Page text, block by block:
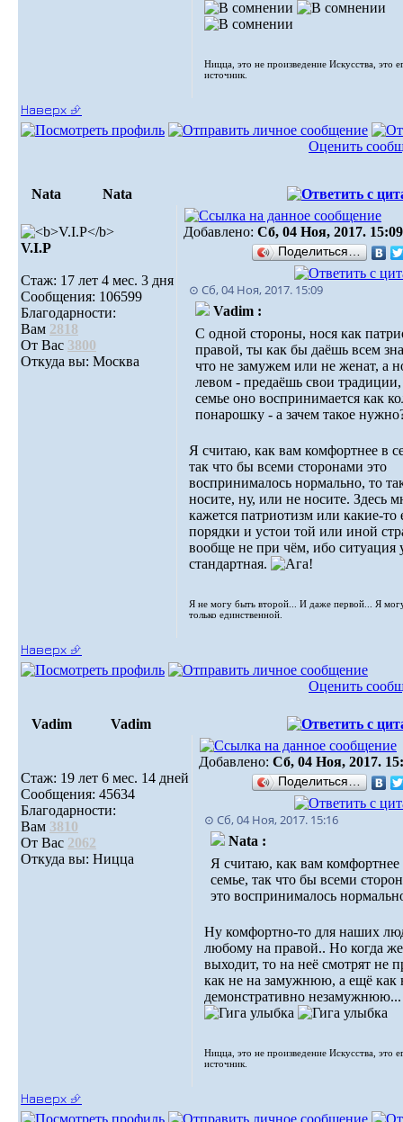
Ницца, это не произведение Искусства, это
источник.
Наверх ⮵
Оценить
Nata Nata
V.I.Р
Стаж: 17 лет 4 мес. 3 дня
Сообщения: 106599
Благодарности:
Вам 2818
От Вас 3800
Откуда вы: Москва
Добавлено: Сб, 04 Ноя, 2017. 15:09
Поделиться…
⊙ Сб, 04 Ноя, 2017. 15:09
Vadim :
С одной стороны, нося как
правой, ты как бы даёшь всем
что не замужем или не женат, а
левом - предаёшь свои
семье оно воспринимается как
понарошку - а зачем такое
Я считаю, как вам комфортнее в
так что бы всеми сторонами это
воспринималось нормально, то
носите, ну, или не носите. Здесь
кажется патриотизм или какие-то
порядки и устои той или иной
вообще не при чём, ибо ситуация
стандартная.
Я не могу быть второй... И даже первой... Я
только единственной.
Наверх ⮵
Оценить
Vadim Vadim
Стаж: 19 лет 6 мес. 14 дней
Сообщения: 45634
Благодарности:
Вам 3810
От Вас 2062
Откуда вы: Ницца
Добавлено: Сб, 04 Ноя, 2017.
Поделиться…
⊙ Сб, 04 Ноя, 2017. 15:16
Nata :
Я считаю, как вам комфортнее
семье, так что бы всеми
это воспринималось
Ну комфортно-то для наших
любому на правой.. Но когда
выходит, то на неё смотрят не
как не на замужнюю, а ещё как
демонстративно незамужнюю...
Ницца, это не произведение Искусства, это
источник.
Наверх ⮵